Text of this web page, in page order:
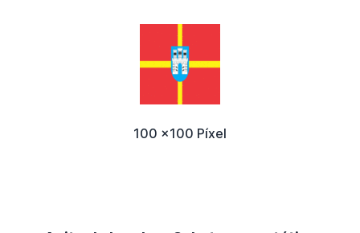
100 x100 Píxel